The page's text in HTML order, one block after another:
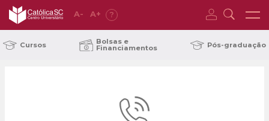
A- A+ ?
Cursos Bolsas e
Financiamentos Pós-graduação